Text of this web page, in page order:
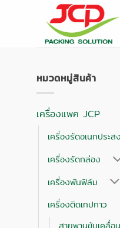
หมวดหมู่สินค้า
เครื่องแพค JCP
เครื่องรัดอเนกประส
เครื่องรัดกล่อง
เครื่องพันฟิล์ม
เครื่องติดเทปกาว
สายพานขับเคลื่อ